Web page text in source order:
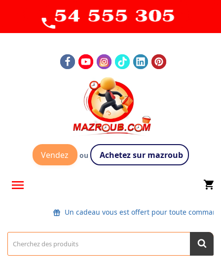
Vendez ou Achetez sur mazroub
 shopping_cart
Un cadeau vous est offert pour toute